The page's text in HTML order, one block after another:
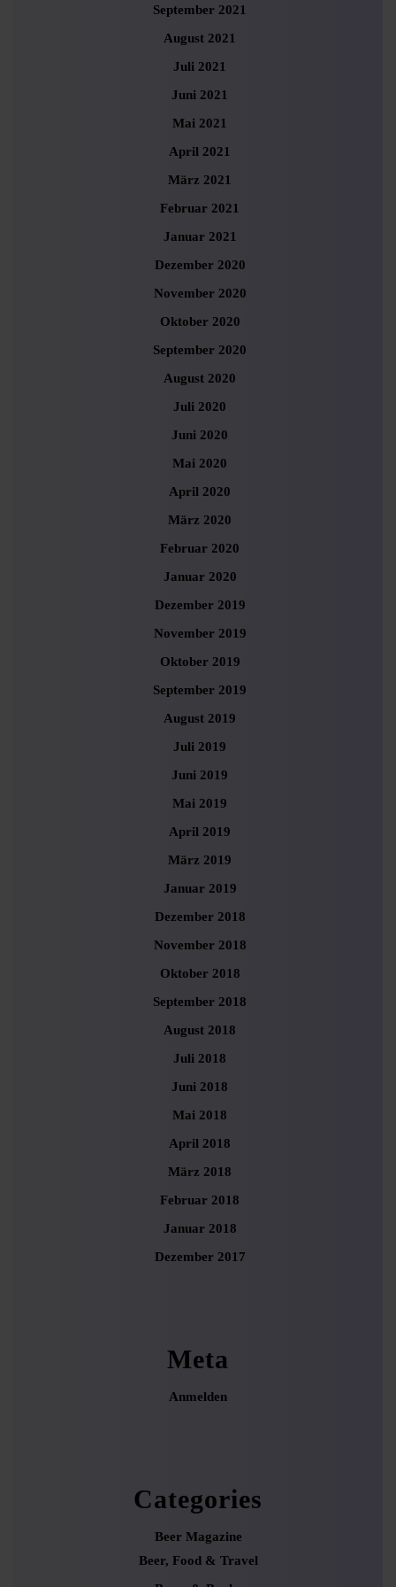
September 2021
August 2021
Juli 2021
Juni 2021
Mai 2021
April 2021
März 2021
Februar 2021
Januar 2021
Dezember 2020
November 2020
Oktober 2020
September 2020
August 2020
Juli 2020
Juni 2020
Mai 2020
April 2020
März 2020
Februar 2020
Januar 2020
Dezember 2019
November 2019
Oktober 2019
September 2019
August 2019
Juli 2019
Juni 2019
Mai 2019
April 2019
März 2019
Januar 2019
Dezember 2018
November 2018
Oktober 2018
September 2018
August 2018
Juli 2018
Juni 2018
Mai 2018
April 2018
März 2018
Februar 2018
Januar 2018
Dezember 2017
Meta
Anmelden
Categories
Beer Magazine
Beer, Food & Travel